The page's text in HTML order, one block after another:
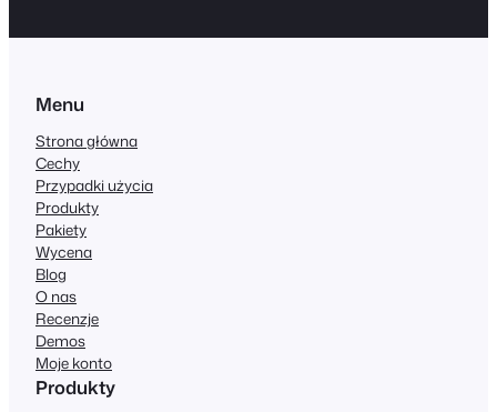
Menu
Strona główna
Cechy
Przypadki użycia
Produkty
Pakiety
Wycena
Blog
O nas
Recenzje
Demos
Moje konto
Produkty